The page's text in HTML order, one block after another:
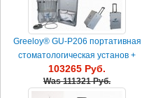
Greeloy® GU-P206 портативная
стоматологическая установ +
Jinme® наконечники комп...
103265 Руб.
Was111321 Руб.